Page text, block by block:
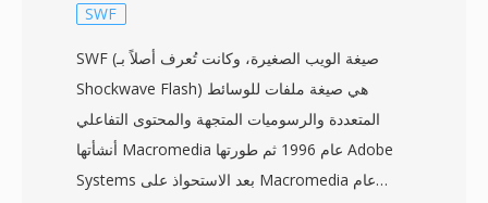
SWF
SWF (صيغة الويب الصغيرة، وكانت تُعرف أصلاً بـ
Shockwave Flash) هي صيغة ملفات للوسائط
المتعددة والرسوميات المتجهة والمحتوى التفاعلي
أنشأتها Macromedia عام 1996 ثم طورتها Adobe
Systems بعد الاستحواذ على Macromedia عام